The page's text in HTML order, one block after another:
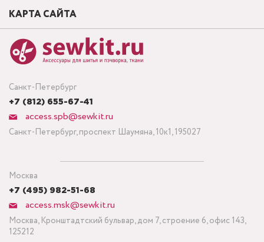
Санкт-Петербург
+7 (812) 655-67-41
access.spb@sewkit.ru
Санкт-Петербург, проспект Шаумяна, 10к1, 195027
Москва
+7 (495) 982-51-68
access.msk@sewkit.ru
Москва, Кронштадтский бульвар, дом 7, строение 6, офис 143,
125212
КАРТА САЙТА